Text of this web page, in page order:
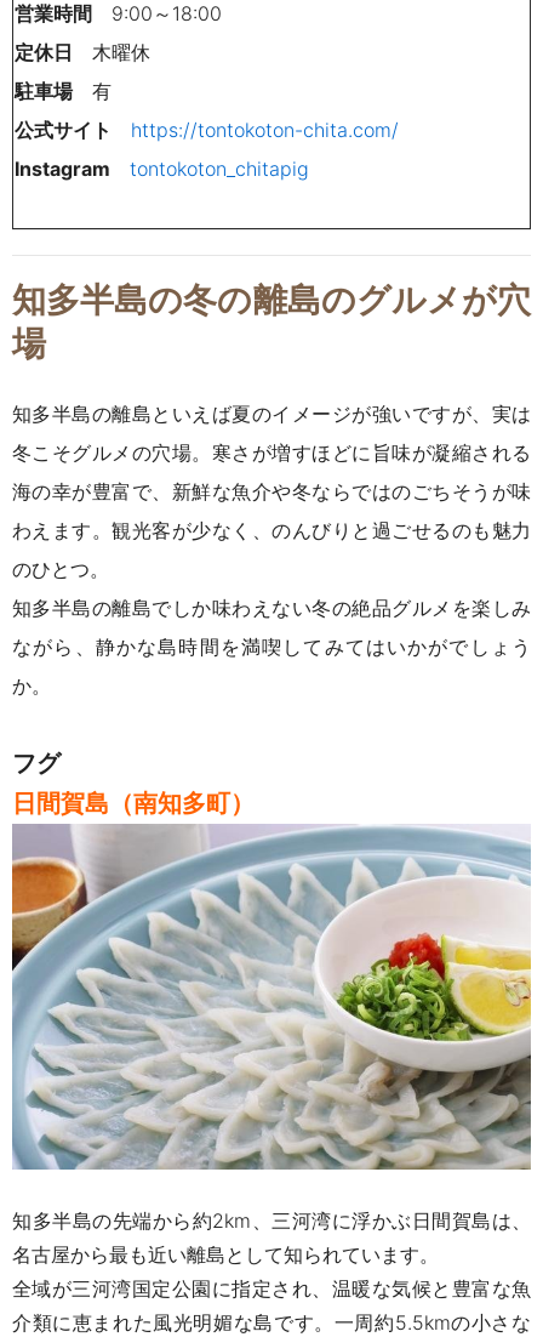
営業時間
9:00～18:00
定休日 木曜休
駐車場有
公式サイト
https://tontokoton-chita.com/
Instagram
tontokoton_chitapig
知多半島の冬の離島のグルメが穴
場
知多半島の離島といえば夏のイメージが強いですが、実は
冬こそグルメの穴場。寒さが増すほどに旨味が凝縮される
海の幸が豊富で、新鮮な魚介や冬ならではのごちそうが味
わえます。観光客が少なく、のんびりと過ごせるのも魅力
のひとつ。
知多半島の離島でしか味わえない冬の絶品グルメを楽しみ
ながら、静かな島時間を満喫してみてはいかがでしょう
か。
フグ
日間賀島（南知多町）
知多半島の先端から約2km、三河湾に浮かぶ日間賀島は、
名古屋から最も近い離島として知られています。
全域が三河湾国定公園に指定され、温暖な気候と豊富な魚
介類に恵まれた風光明媚な島です。一周約5.5kmの小さな